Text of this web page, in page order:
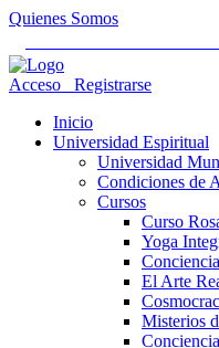
Quienes Somos
Acceso
Registrarse
Inicio
Universidad Espiritual
Universidad
Condiciones de
Cursos
Curso
Yoga
El Arte
Misterios